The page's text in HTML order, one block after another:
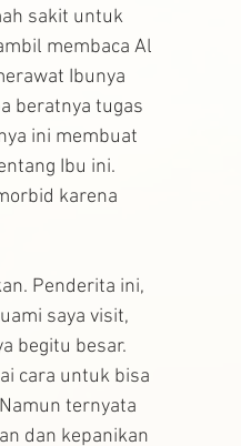
sakit untuk
membaca Al
Ibunya
beratnya tugas
ini membuat
Ibu ini.
karena
Penderita ini,
saya visit,
begitu besar.
cara untuk bisa
ternyata
dan kepanikan